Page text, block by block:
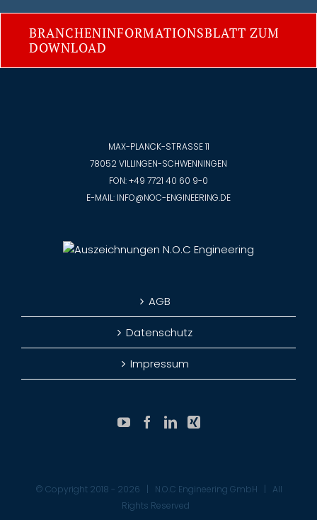
BRANCHENINFORMATIONSBLATT ZUM
DOWNLOAD
MAX-PLANCK-STRASSE 11
78052 VILLINGEN-SCHWENNINGEN
FON:+49 7721 40 60 9-0
E-MAIL: INFO@NOC-ENGINEERING.DE
AGB
Datenschutz
Impressum
© Copyright 2018 - 2026 | N.O.C Engineering GmbH | All
Rights Reserved